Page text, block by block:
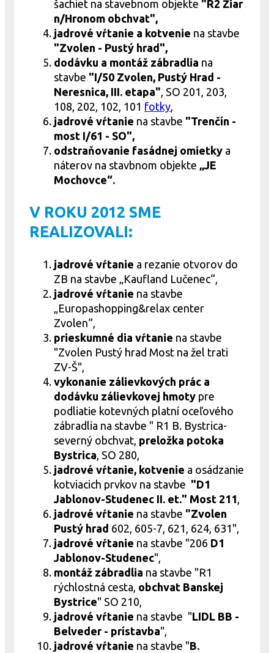
šachiet na stavebnom objekte "R2 Žiar
n/Hronom obchvat",
jadrové vŕtanie a kotvenie na stavbe
"Zvolen - Pustý hrad",
dodávku a montáž zábradlia na
stavbe "I/50 Zvolen, Pustý Hrad -
Neresnica, III. etapa" , SO 201, 203,
108, 202, 102, 101 fotky
jadrové vŕtanie na stavbe "Trenčín -
most I/61 - SO",
odstraňovanie fasádnej omietky a
náterov na stavbnom objekte „JE
Mochovce“.
V ROKU 2012 SME
REALIZOVALI:
jadrové vŕtanie a rezanie otvorov do
ZB na stavbe „Kaufland Lučenec“,
jadrové vŕtanie na stavbe
„Europashopping&relax center
Zvolen“,
prieskumné dia vŕtanie na stavbe
"Zvolen Pustý hrad Most na žel trati
ZV-Š",
vykonanie zálievkových prác a
dodávku zálievkovej hmoty pre
podliatie kotevných platní oceľového
zábradlia na stavbe " R1 B. Bystrica-
severný obchvat, preložka potoka
Bystrica , SO 280,
jadrové vŕtanie, kotvenie a osádzanie
kotviacich prvkov na stavbe "D1
Jablonov-Studenec II. et." Most 211
jadrové vŕtanie na stavbe "Zvolen
Pustý hrad 602, 605-7, 621, 624, 631",
jadrové vŕtanie na stavbe "206 D1
Jablonov-Studenec",
montáž zábradlia na stavbe "R1
rýchlostná cesta, obchvat Banskej
Bystrice" SO 210,
jadrové vŕtanie na stavbe "LIDL BB -
Belveder - prístavba",
jadrové vŕtanie na stavbe "B.